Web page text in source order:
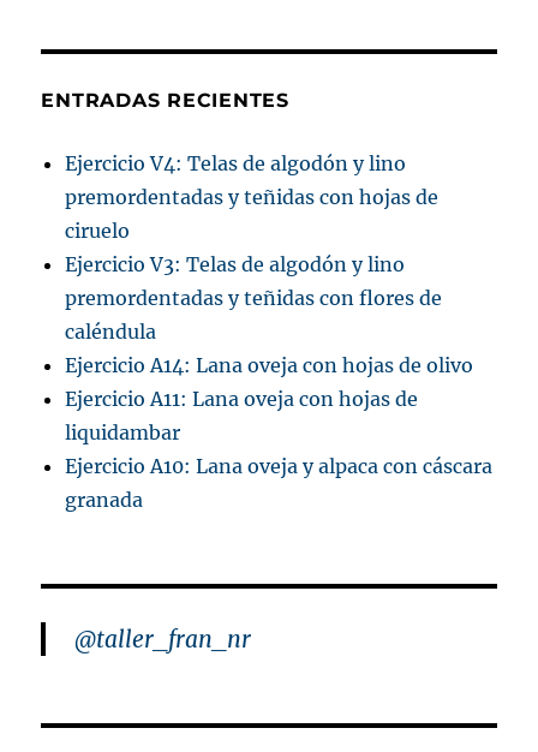
ENTRADAS RECIENTES
Ejercicio V4: Telas de algodón y lino
premordentadas y teñidas con hojas de
ciruelo
Ejercicio V3: Telas de algodón y lino
premordentadas y teñidas con flores de
caléndula
Ejercicio A14: Lana oveja con hojas de olivo
Ejercicio A11: Lana oveja con hojas de
liquidambar
Ejercicio A10: Lana oveja y alpaca con cáscara
granada
@taller_fran_nr